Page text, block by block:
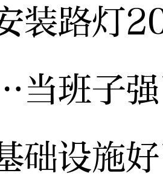
装路灯
班子强
础设施